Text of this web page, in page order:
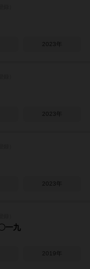
2023年
2023年
2023年
一九
2019年